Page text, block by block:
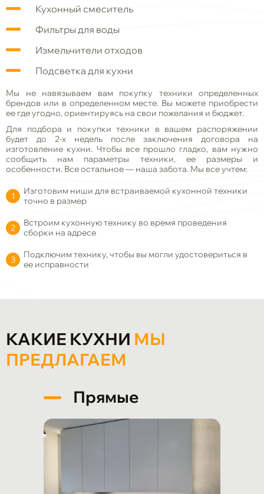
Кухонный смеситель
Фильтры для воды
Измельчители отходов
Подсветка для кухни
Мы не навязываем вам покупку техники определенных
брендов или в определенном месте. Вы можете приобрести
ее где угодно, ориентируясь на свои пожелания и бюджет.
Для подбора и покупки техники в вашем распоряжении
будет до 2-х недель после заключения договора на
изготовление кухни. Чтобы все прошло гладко, вам нужно
сообщить нам параметры техники, ее размеры и
особенности. Все остальное — наша забота. Мы все учтем:
Изготовим ниши для встраиваемой кухонной техники
точно в размер
Встроим кухонную технику во время проведения
сборки на адресе
Подключим технику, чтобы вы могли удостовериться в
ее исправности
КАКИЕ КУХНИ МЫ
ПРЕДЛАГАЕМ
Прямые